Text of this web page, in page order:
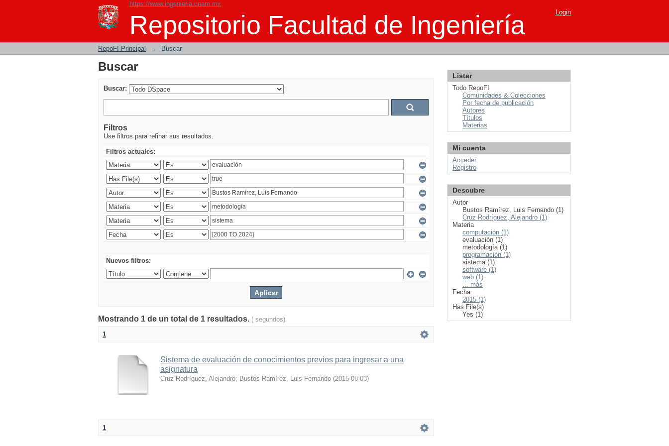
https://www.ingenieria.unam.mx
Repositorio Facultad de Ingeniería
Buscar Login
RepoFI Principal → Buscar
Buscar
Buscar:
Filtros
Use filtros para refinar sus resultados.
Filtros actuales:
Nuevos filtros:
Mostrando 1 de un total de 1 resultados. ( segundos)
1
Sistema de evaluación de conocimientos previos para ingresar a una
asignatura
Cruz Rodríguez, Alejandro; Bustos Ramírez, Luis Fernando (2015-08-03)
1
Listar
Todo RepoFI
Comunidades & Colecciones
Por fecha de publicación
Autores
Títulos
Materias
Mi cuenta
Acceder
Registro
Descubre
Autor
Bustos Ramírez, Luis Fernando (1)
Cruz Rodríguez, Alejandro (1)
Materia
computación (1)
evaluación (1)
metodología (1)
programación (1)
sistema (1)
software (1)
web (1)
... más
Fecha
2015 (1)
Has File(s)
Yes (1)